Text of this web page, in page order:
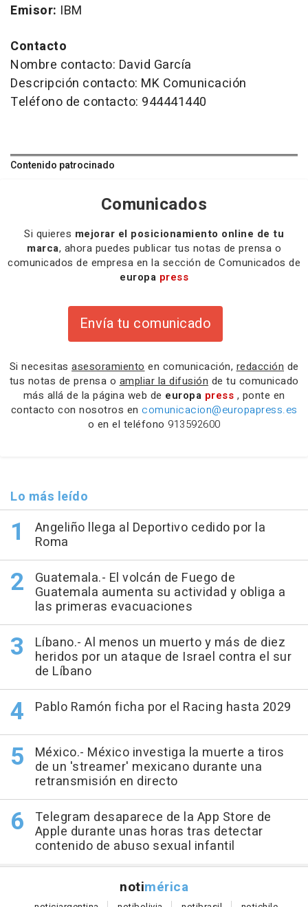
Emisor: IBM
Contacto
Nombre contacto: David García
Descripción contacto: MK Comunicación
Teléfono de contacto: 944441440
Contenido patrocinado
Comunicados
Si quieres mejorar el posicionamiento online de tu
marca, ahora puedes publicar tus notas de prensa o
comunicados de empresa en la sección de Comunicados de
europa press
Envía tu comunicado
Si necesitas asesoramiento en comunicación, redacción de
tus notas de prensa o ampliar la difusión de tu comunicado
más allá de la página web de europa press , ponte en
contacto con nosotros en comunicacion@europapress.es
o en el teléfono 913592600
Lo más leído
Angeliño llega al Deportivo cedido por la
Roma
Guatemala.- El volcán de Fuego de
Guatemala aumenta su actividad y obliga a
las primeras evacuaciones
Líbano.- Al menos un muerto y más de diez
heridos por un ataque de Israel contra el sur
de Líbano
Pablo Ramón ficha por el Racing hasta 2029
México.- México investiga la muerte a tiros
de un 'streamer' mexicano durante una
retransmisión en directo
Telegram desaparece de la App Store de
Apple durante unas horas tras detectar
contenido de abuso sexual infantil
notimérica